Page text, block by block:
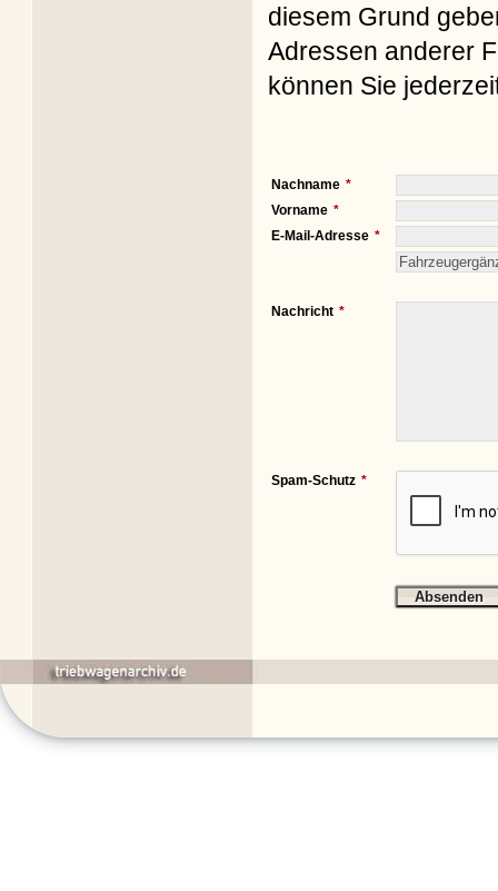
diesem Grund
Adressen anderer
können Sie
Nachname
Vorname
E-Mail-Adresse
Nachricht
Spam-Schutz